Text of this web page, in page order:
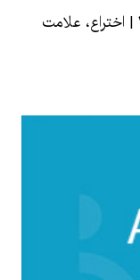
قانون حمایت از مالکیت صنعتی 1403 | اختراع، علامت